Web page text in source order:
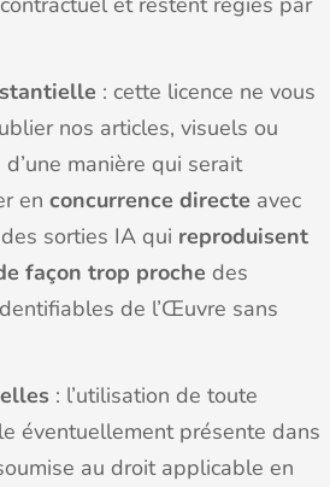
: cette licence ne vous
nos articles, visuels ou
manière qui serait
en concurrence directe avec
sorties IA qui reproduisent
façon trop proche des
de l’Œuvre sans
: l’utilisation de toute
éventuellement présente dans
au droit applicable en